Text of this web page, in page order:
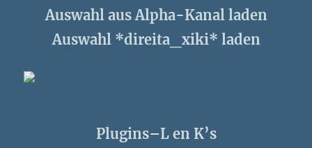
Auswahl aus Alpha-Kanal laden
Auswahl *direita_xiki* laden
Plugins–L en K’s